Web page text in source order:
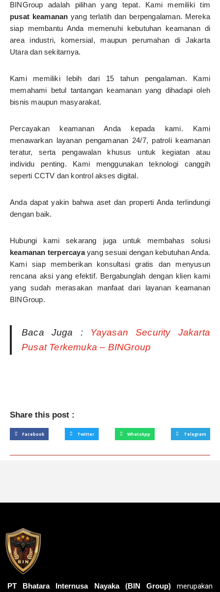
BINGroup adalah pilihan yang tepat. Kami memiliki tim
pusat keamanan yang terlatih dan berpengalaman. Mereka
siap membantu Anda memenuhi kebutuhan keamanan di
area industri, komersial, maupun perumahan di Jakarta
Utara dan sekitarnya.
Kami memiliki lebih dari 15 tahun pengalaman. Kami
memahami betul tantangan keamanan yang dihadapi oleh
bisnis maupun masyarakat.
Percayakan keamanan Anda kepada kami. Kami
menawarkan layanan pengamanan 24/7, patroli keamanan
teratur, serta pengawalan khusus untuk kegiatan atau
individu penting. Kami menggunakan teknologi canggih
seperti CCTV dan kontrol akses digital.
Anda dapat yakin bahwa aset dan properti Anda terlindungi
dengan baik.
Hubungi kami sekarang juga untuk membahas solusi
keamanan terpercayayang sesuai dengan kebutuhan Anda.
Kami siap memberikan konsultasi gratis dan menyusun
rencana aksi yang efektif. Bergabunglah dengan klien kami
yang sudah merasakan manfaat dari layanan keamanan
BINGroup.
Baca Juga :
Yayasan Security Jakarta
Pusat Terkemuka – BINGroup
Share this post :
Facebook Twitter WhatsApp Telegram
PT Bhatara Internusa Nayaka (BIN Group)merupakan